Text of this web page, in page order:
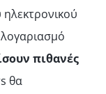
πιθανές
θα